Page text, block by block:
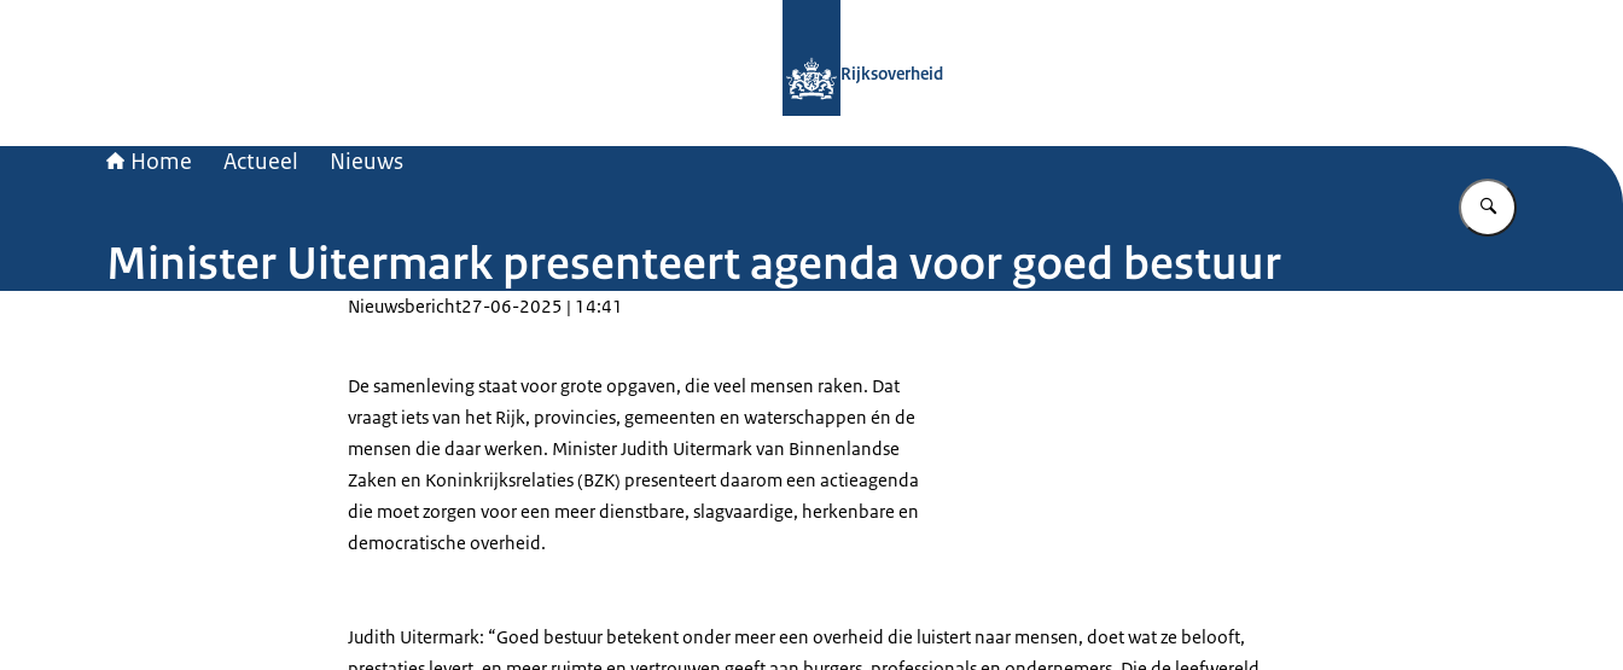
Rijksoverheid
Home Actueel Nieuws
Vul in wat u
Minister Uitermark presenteert agenda voor goed bestuur
Nieuwsbericht27-06-2025 | 14:41
De samenleving staat voor grote opgaven, die veel mensen raken. Dat
vraagt iets van het Rijk, provincies, gemeenten en waterschappen én de
mensen die daar werken. Minister Judith Uitermark van Binnenlandse
Zaken en Koninkrijksrelaties (BZK) presenteert daarom een actieagenda
die moet zorgen voor een meer dienstbare, slagvaardige, herkenbare en
democratische overheid.
Judith Uitermark: “Goed bestuur betekent onder meer een overheid die luistert naar mensen, doet wat ze belooft,